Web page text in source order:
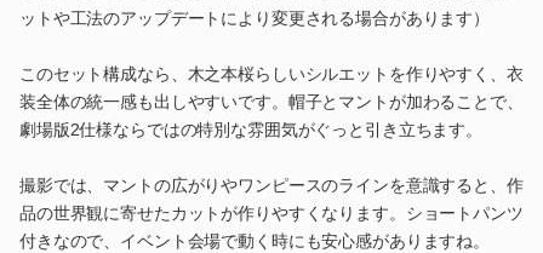
ットや工法のアップデートにより変更される場合があります）
このセット構成なら、木之本桜らしいシルエットを作りやすく、衣
装全体の統一感も出しやすいです。帽子とマントが加わることで、
劇場版2仕様ならではの特別な雰囲気がぐっと引き立ちます。
撮影では、マントの広がりやワンピースのラインを意識すると、作
品の世界観に寄せたカットが作りやすくなります。ショートパンツ
付きなので、イベント会場で動く時にも安心感がありますね。